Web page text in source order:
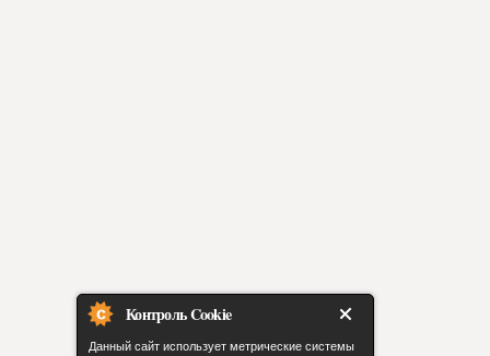
Контроль Cookie
Данный сайт использует метрические системы